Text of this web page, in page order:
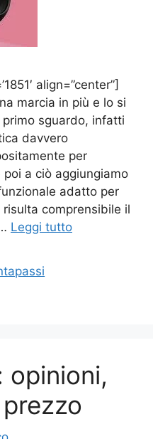
align=”center”]
marcia in più e lo si
sguardo, infatti
davvero
per
a ciò aggiungiamo
adatto per
comprensibile il
Leggi tutto
opinioni,